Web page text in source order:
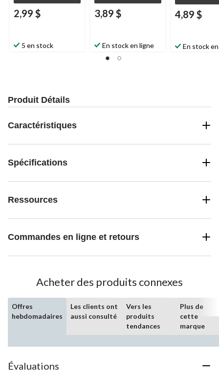
2,99 $
5 en stock
3,89 $
En stock en ligne
4,89 $
En stock
Produit Détails
Caractéristiques
Spécifications
Ressources
Commandes en ligne et retours
Acheter des produits connexes
Offres
hebdomadaires
Les clients ont
aussi consulté
Vers les
produits
tendances
Plus de
cette
marque
Évaluations